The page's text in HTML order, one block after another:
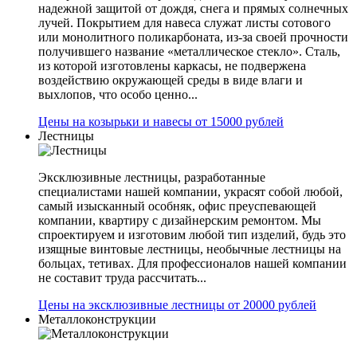
надежной защитой от дождя, снега и прямых солнечных
лучей. Покрытием для навеса служат листы сотового
или монолитного поликарбоната, из-за своей прочности
получившего название «металлическое стекло». Сталь,
из которой изготовлены каркасы, не подвержена
воздействию окружающей среды в виде влаги и
выхлопов, что особо ценно...
Цены на козырьки и навесы от 15000 рублей
Лестницы
Эксклюзивные лестницы, разработанные
специалистами нашей компании, украсят собой любой,
самый изысканный особняк, офис преуспевающей
компании, квартиру с дизайнерским ремонтом. Мы
спроектируем и изготовим любой тип изделий, будь это
изящные винтовые лестницы, необычные лестницы на
больцах, тетивах. Для профессионалов нашей компании
не составит труда рассчитать...
Цены на эксклюзивные лестницы от 20000 рублей
Металлоконструкции